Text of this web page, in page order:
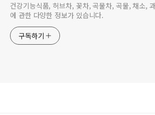
건강기능식품, 허브차, 꽃차, 곡물차, 곡물, 채소,
에 관한 다양한 정보가 있습니다.
구독하기